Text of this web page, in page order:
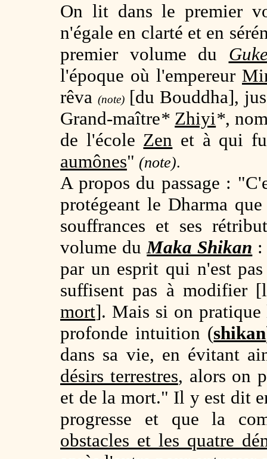
On lit dans le premier
n'égale en clarté et en
premier volume du
l'époque où l'empereur
rêva (note)[du Bouddha],
Grand-maître* Zhiyi*,
de l'école Zen et à qui
aumônes" (note).
A propos du passage :
protégeant le Dharma
souffrances et ses
volume duMaka Shikan :
par un esprit qui n'est
suffisent pas à modifier
mort]. Mais si on
profonde intuition (shikan
dans sa vie, en évitant
désirs terrestres, alors on
et de la mort." Il y est dit
progresse et que la
obstacles et les quatre